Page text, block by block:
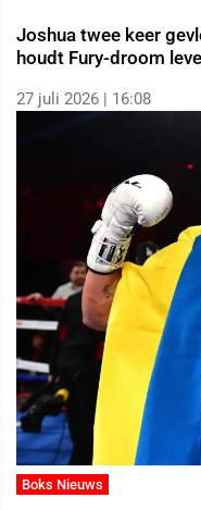
Joshua twee keer
houdt Fury-droom
27 juli 2026 | 16:08
Boks Nieuws